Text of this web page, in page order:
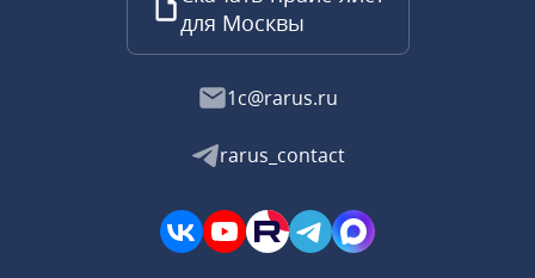
для Москвы
1c@rarus.ru
rarus_contact